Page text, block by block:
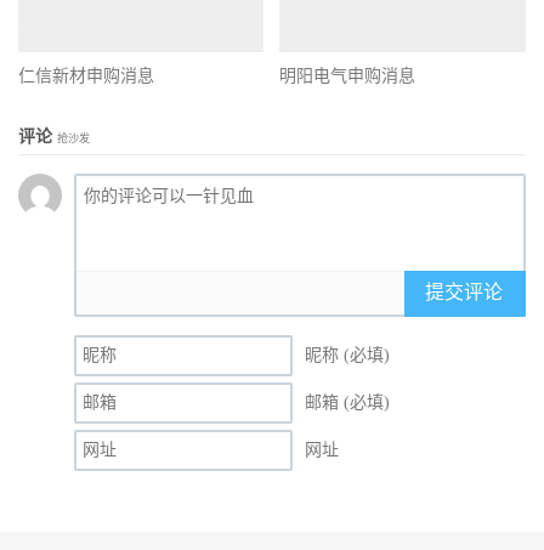
仁信新材申购消息 明阳电气申购消息
评论 抢沙发
提交评论
昵称 (必填)
邮箱 (必填)
网址